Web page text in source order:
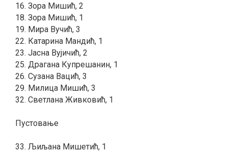
16. Зора Мишић, 2
18. Зора Мишић, 1
19. Мира Вучић, 3
22. Катарина Мандић, 1
23. Јасна Вујичић, 2
25. Драгана Купрешанин, 1
26. Сузана Вацић, 3
29. Милица Мишић, 3
32. Светлана Живковић, 1
Пустовање
33. Љиљана Мишетић, 1